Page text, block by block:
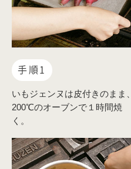
手順1
いもジェンヌは皮付きのまま、
200℃のオーブンで１時間焼
く。